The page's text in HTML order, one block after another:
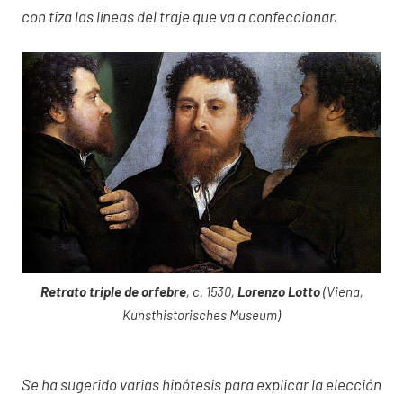
con tiza las líneas del traje que va a confeccionar.
Retrato triple de orfebre, c. 1530, Lorenzo Lotto(Viena,
Kunsthistorisches Museum)
Se ha sugerido varias hipótesis para explicar la elección